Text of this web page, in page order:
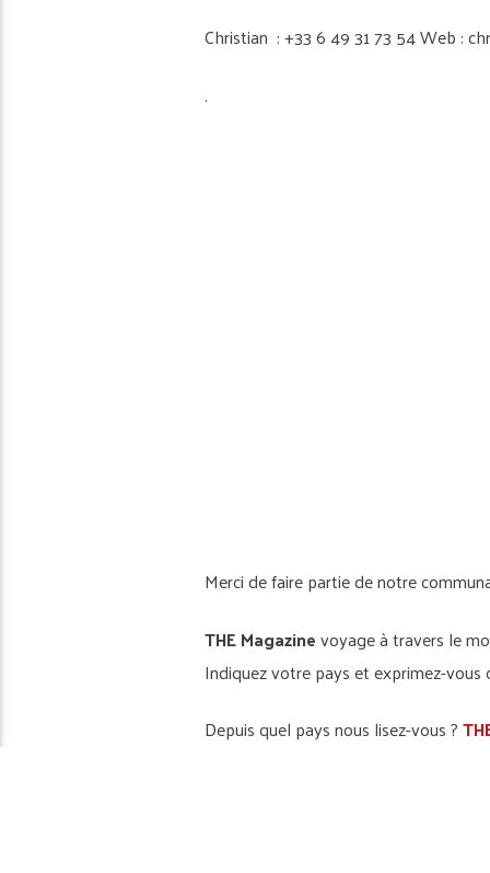
Christian : +33 6 49 31 73 54 Web :
.
Merci de faire partie de notre
THE Magazinevoyage à travers le
Indiquez votre pays et exprimez-vous
Depuis quel pays nous lisez-vous ?